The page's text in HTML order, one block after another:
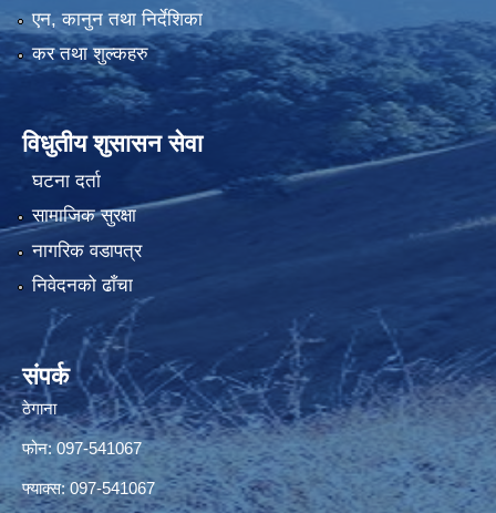
एन, कानुन तथा निर्देशिका
कर तथा शुल्कहरु
विधुतीय शुसासन सेवा
घटना दर्ता
सामाजिक सुरक्षा
नागरिक वडापत्र
निवेदनको ढाँचा
संपर्क
ठेगाना
फोन: 097-541067
फ्याक्स: 097-541067